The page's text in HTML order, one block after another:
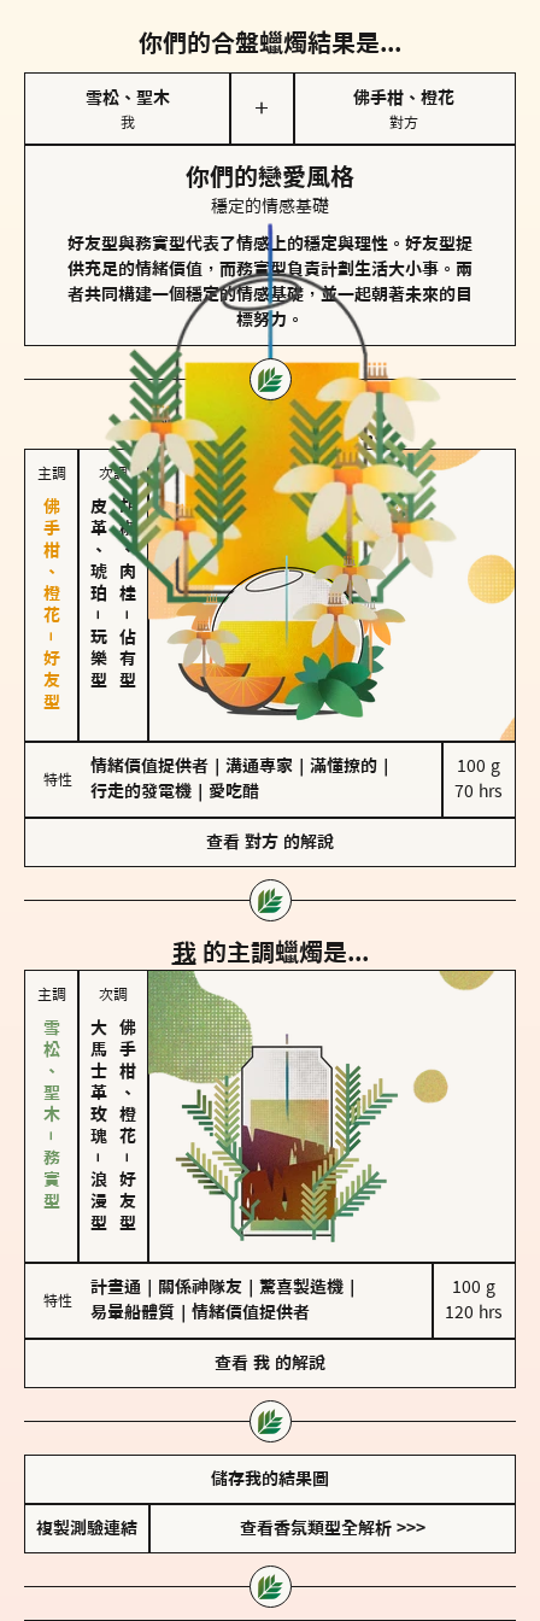
你們的合盤蠟燭結果是...
雪松、聖木
我
＋
佛手柑、橙花
對方
你們的戀愛風格
穩定的情感基礎
好友型與務實型代表了情感上的穩定與理性。好友型提
供充足的情緒價值，而務實型負責計劃生活大小事。兩
者共同構建一個穩定的情感基礎，並一起朝著未來的目
標努力。
對方的主調蠟燭是...
主調
佛手柑、橙花－好友型
次調
皮革、琥珀
－
玩樂型
胡椒、肉桂
－
佔有型
特性
情緒價值提供者 溝通專家 滿懂撩的
行走的發電機
愛吃醋
100 g
70 hrs
查看 對方 的解說
我 的主調蠟燭是...
主調
雪松、聖木－務實型
次調
大馬士革玫瑰
－
浪漫型
佛手柑、橙花
－
好友型
特性
計畫通 關係神隊友 驚喜製造機
易暈船體質
情緒價值提供者
100 g
120 hrs
查看 我 的解說
儲存我的結果圖
複製測驗連結 查看香氛類型全解析 >>>